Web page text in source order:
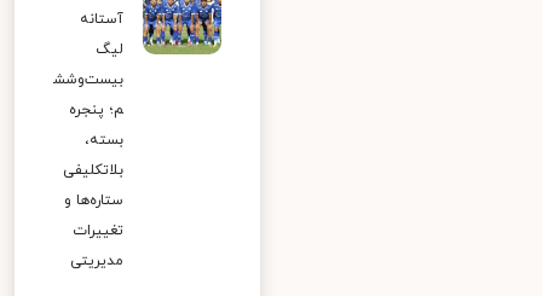
آستانه
لیگ
بیست‌وشش
م؛ پنجره
بسته،
بلاتکلیفی
ستاره‌ها و
تغییرات
مدیریتی